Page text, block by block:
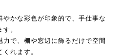
かな彩色が印象的で、手仕事な
。
力で、棚や窓辺に飾るだけで空間
れます。